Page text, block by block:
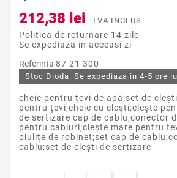
212,38 lei TVA INCLUS
Politica de returnare 14 zile
Se expediaza in aceeasi zi
Referinta 87 21 300
Stoc Dioda. Se expediaza in 4-5 ore
cheie pentru țevi de apă;set de
pentru țevi;cheie cu clești;clește
de sertizare cap de cablu;conector
pentru cabluri;clește mare pentru
piulițe de robinet;set cap de
cablu;set de clești de sertizare